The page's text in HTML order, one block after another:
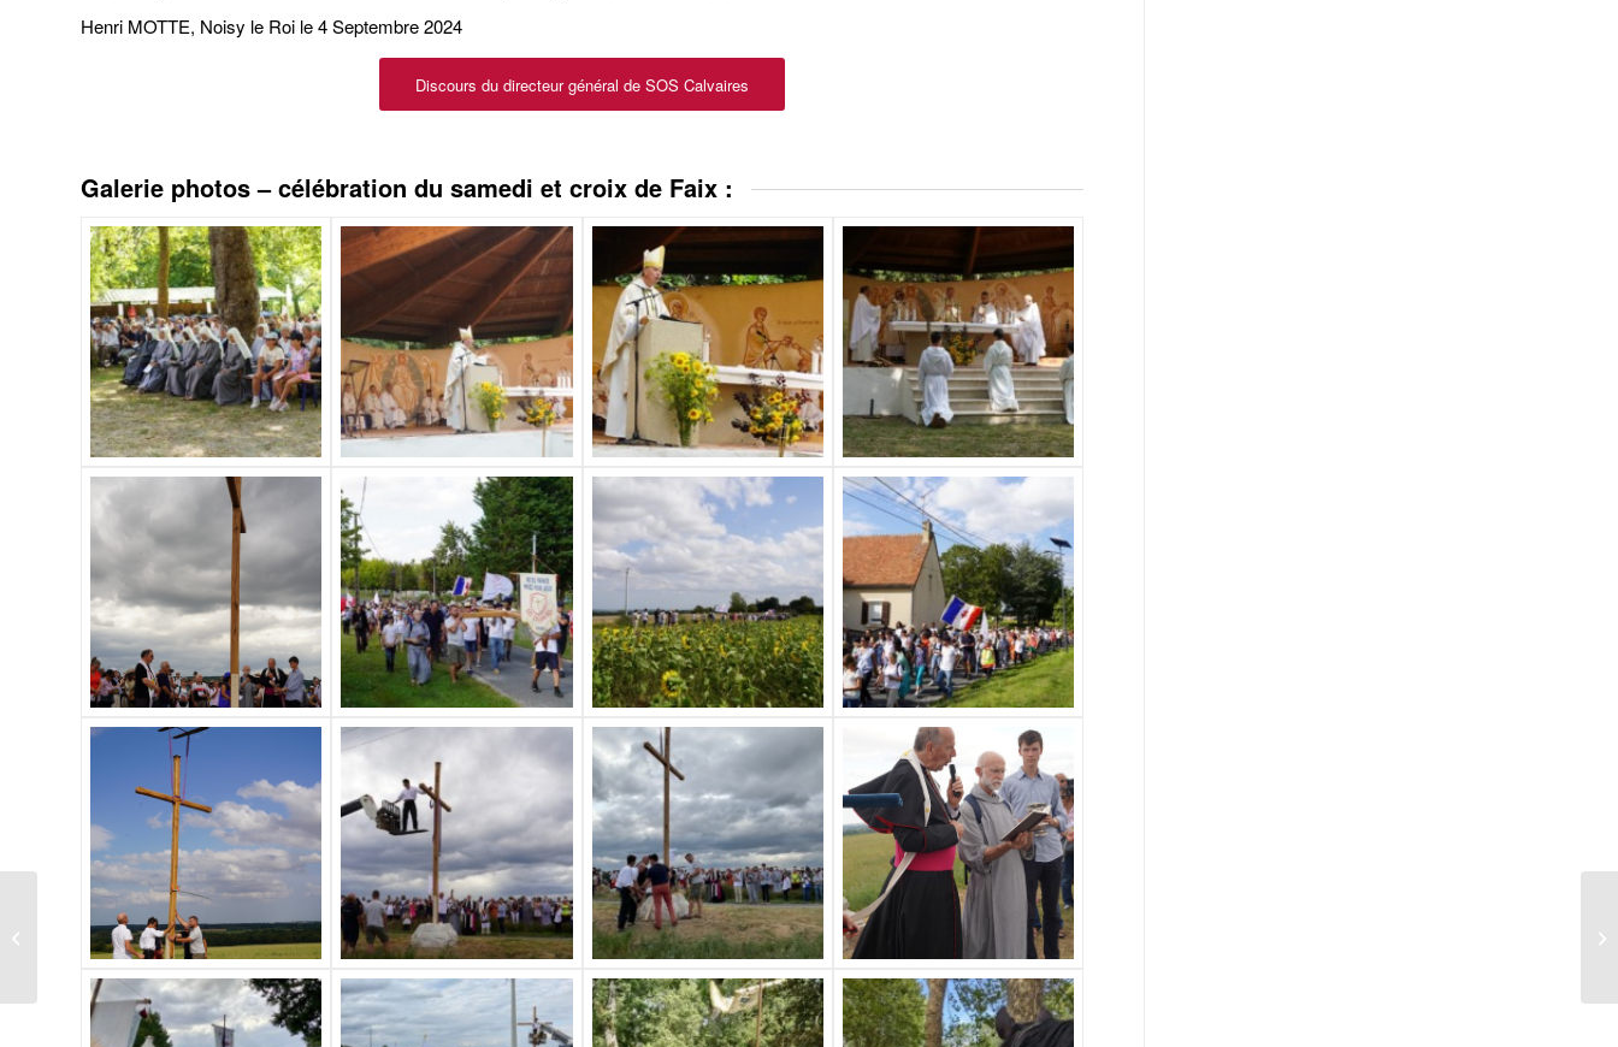
Henri MOTTE, Noisy le Roi le 4 Septembre 2024
Discours du directeur général de SOS Calvaires
Galerie photos – célébration du samedi et croix de Faix :
Session transmission
de la Parole 2024